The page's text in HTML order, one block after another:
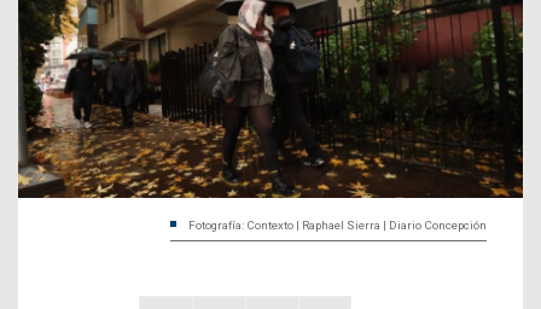
Fotografía: Contexto | Raphael Sierra | Diario Concepción